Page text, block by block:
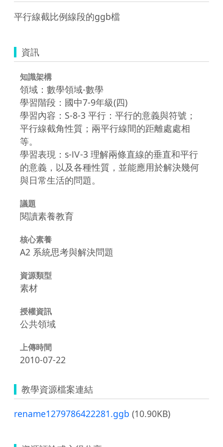
平行線截比例線段的ggb檔
資訊
知識架構
領域：數學領域-數學
學習階段：國中7-9年級(四)
學習內容：S-8-3 平行：平行的意義與符號；
平行線截角性質；兩平行線間的距離處處相
等。
學習表現：s-Ⅳ-3 理解兩條直線的垂直和平行
的意義，以及各種性質，並能應用於解決幾何
與日常生活的問題。
議題
閱讀素養教育
核心素養
A2 系統思考與解決問題
資源類型
素材
授權資訊
公共領域
上傳時間
2010-07-22
教學資源檔案連結
rename1279786422281.ggb (10.90KB)